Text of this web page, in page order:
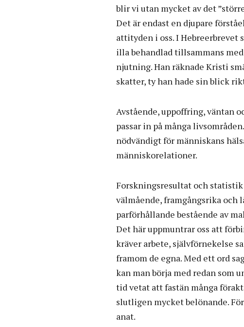
blir vi utan mycket av det
Det är endast en djupare
attityden i oss. I Hebreerbrevet
illa behandlad tillsammans
njutning. Han räknade Kristi
skatter, ty han hade sin blick
Avstående, uppoffring, väntan
passar in på många
nödvändigt för människans
människorelationer.
Forskningsresultat och
välmående, framgångsrika och
parförhållande bestående av
Det här uppmuntrar oss att
kräver arbete, självförnekelse
framom de egna. Med ett ord
kan man börja med redan som
tid vetat att fastän många
slutligen mycket belönande.
anat.